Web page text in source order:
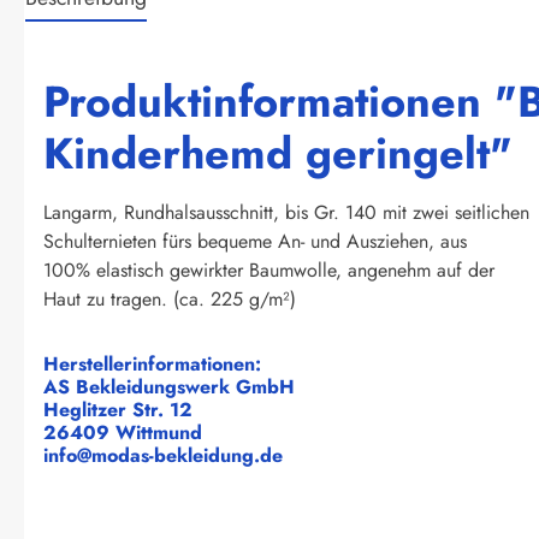
Produktinformationen
Kinderhemd geringelt"
Langarm, Rundhalsausschnitt, bis Gr. 140 mit zwei seitlichen
Schulternieten fürs bequeme An- und Ausziehen, aus
100% elastisch gewirkter Baumwolle, angenehm auf der
Haut zu tragen. (ca. 225 g/m²)
Herstellerinformationen:
AS Bekleidungswerk GmbH
Heglitzer Str. 12
26409 Wittmund
info@modas-bekleidung.de